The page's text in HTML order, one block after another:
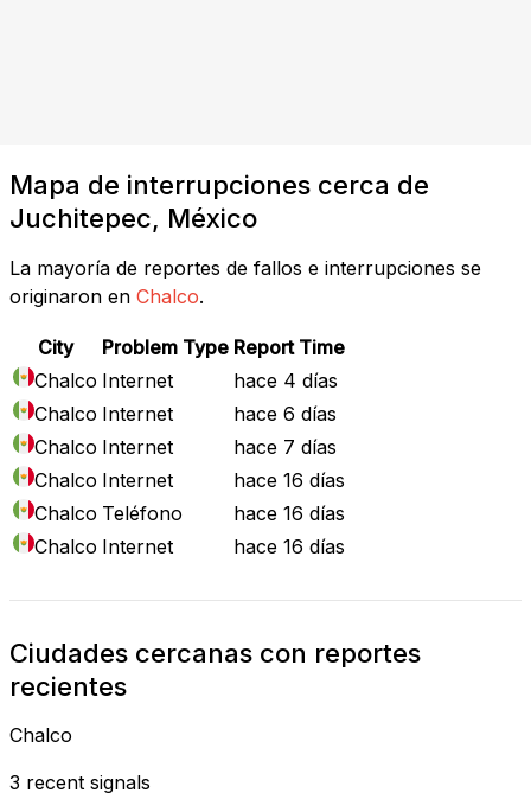
Mapa de interrupciones cerca de
Juchitepec, México
La mayoría de reportes de fallos e interrupciones se
originaron en Chalco.
City Problem Type Report Time
Chalco Internet
hace 4 días
Chalco Internet
hace 6 días
Chalco Internet
hace 7 días
Chalco Internet
hace 16 días
Chalco Teléfono
hace 16 días
Chalco Internet hace 16 días
Ciudades cercanas con reportes
recientes
Chalco
3 recent signals